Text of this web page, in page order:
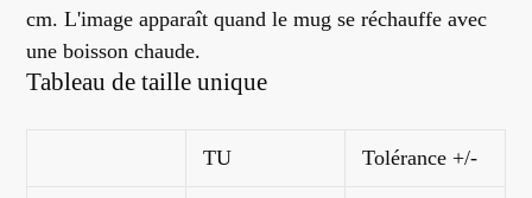
panier
cm. L'image apparaît quand le mug se réchauffe avec
une boisson chaude.
Tableau de taille unique
TU Tolérance +/-